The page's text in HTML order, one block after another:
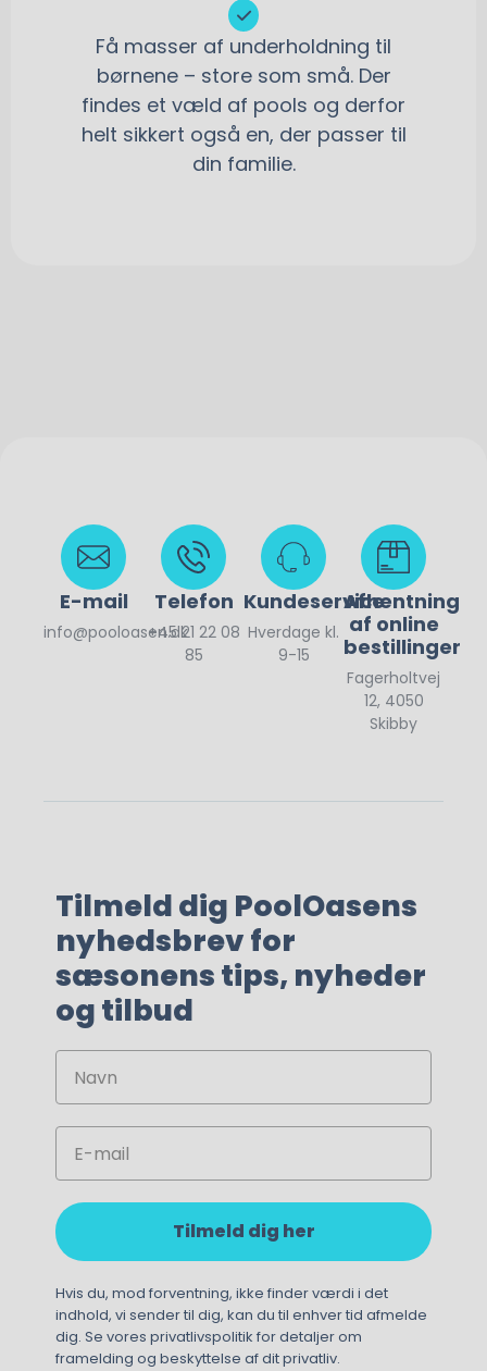
Få masser af underholdning til
børnene – store som små. Der
findes et væld af pools og derfor
helt sikkert også en, der passer til
din familie.
E-mail
info@pooloasen.dk
Telefon
+45 21 22 08
85
Kundeservice
Hverdage kl.
9-15
Afhentning
af online
bestillinger
Fagerholtvej
12, 4050
Skibby
Tilmeld dig PoolOasens
nyhedsbrev for
sæsonens tips, nyheder
og tilbud
Tilmeld dig her
Hvis du, mod forventning, ikke finder værdi i det
indhold, vi sender til dig, kan du til enhver tid afmelde
dig. Se vores privatlivspolitik for detaljer om
framelding og beskyttelse af dit privatliv.